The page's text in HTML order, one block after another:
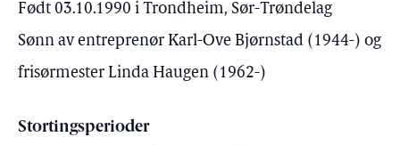
Født 03.10.1990 i Trondheim, Sør-Trøndelag
Sønn av entreprenør Karl-Ove Bjørnstad (1944-) og
frisørmester Linda Haugen (1962-)
Stortingsperioder